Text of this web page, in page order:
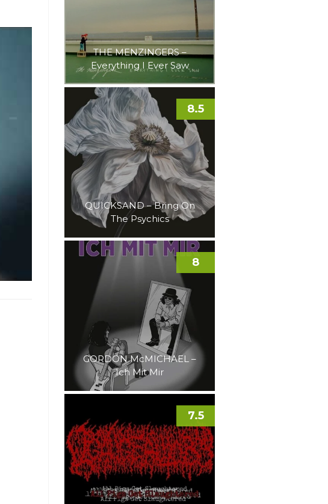
THE MENZINGERS –
Everything I Ever Saw
QUICKSAND – Bring On
The Psychics
8.5
GORDON McMICHAEL –
Ich Mit Mir
8
7.5